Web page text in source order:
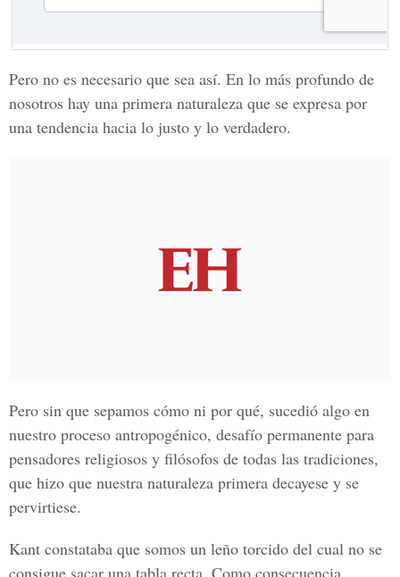
Pero no es necesario que sea así. En lo más profundo de
nosotros hay una primera naturaleza que se expresa por
una tendencia hacia lo justo y lo verdadero.
Pero sin que sepamos cómo ni por qué, sucedió algo en
nuestro proceso antropogénico, desafío permanente para
pensadores religiosos y filósofos de todas las tradiciones,
que hizo que nuestra naturaleza primera decayese y se
pervirtiese.
Kant constataba que somos un leño torcido del cual no se
consigue sacar una tabla recta. Como consecuencia,